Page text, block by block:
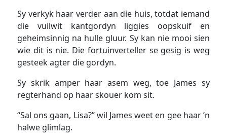
Sy verkyk haar verder aan die huis, totdat iemand
die vuilwit kantgordyn liggies oopskuif en
geheimsinnig na hulle gluur. Sy kan nie mooi sien
wie dit is nie. Die fortuinverteller se gesig is weg
gesteek agter die gordyn.
Sy skrik amper haar asem weg, toe James sy
regterhand op haar skouer kom sit.
“Sal ons gaan, Lisa?” wil James weet en gee haar ’n
halwe glimlag.